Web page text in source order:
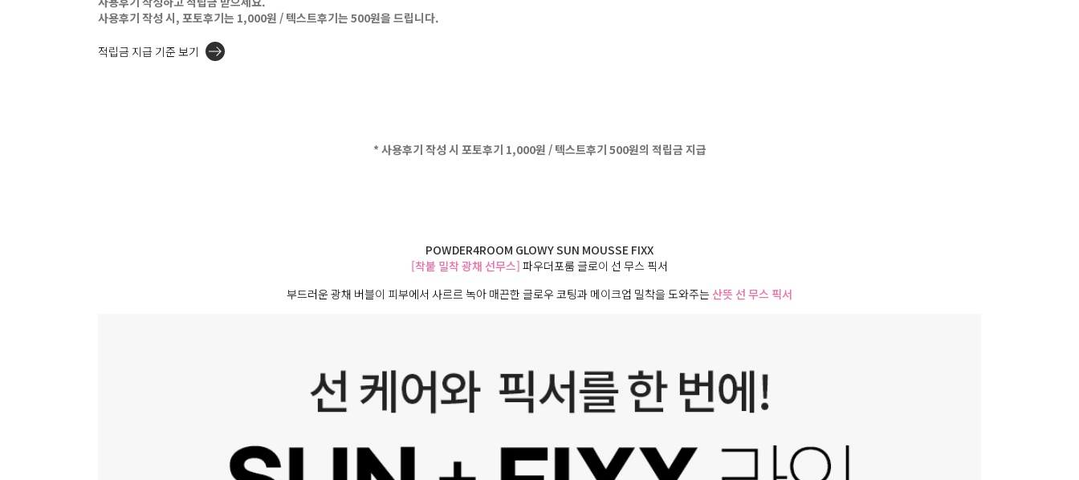
사용후기 작성 시, 포토후기는 1,000원 / 텍스트후기는 500원을 드립니다.
적립금 지급 기준 보기
* 사용후기 작성 시 포토후기 1,000원 / 텍스트후기 500원의 적립금 지급
POWDER4ROOM GLOWY SUN MOUSSE FIXX
[착붙 밀착 광채 선무스] 파우더포룸 글로이 선 무스 픽서
부드러운 광채 버블이 피부에서 사르르 녹아 매끈한 글로우 코팅과 메이크업 밀착을 도와주는 산뜻 선 무스 픽서